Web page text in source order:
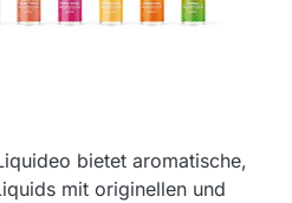
bietet aromatische,
mit originellen und